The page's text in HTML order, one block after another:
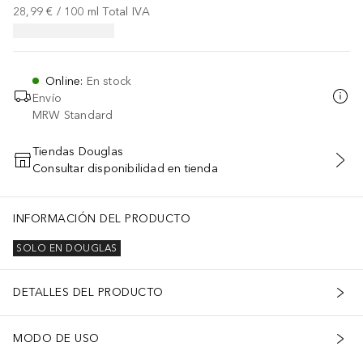
28,99 € / 100 ml Total IVA
Online: En stock
Envío
MRW Standard
AÑADIR AL CARRITO
Tiendas Douglas
Consultar disponibilidad en tienda
INFORMACIÓN DEL PRODUCTO
SOLO EN DOUGLAS
DETALLES DEL PRODUCTO
MODO DE USO